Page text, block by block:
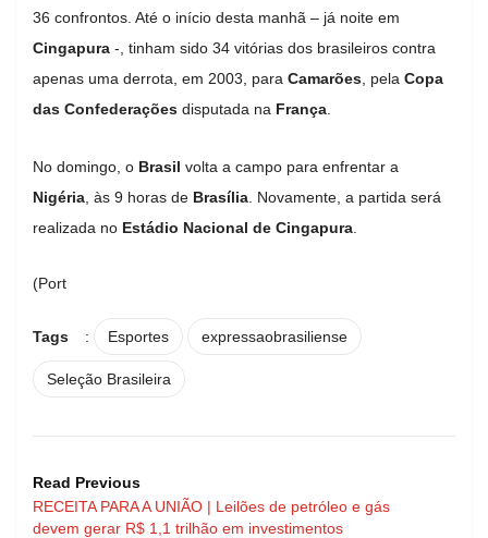
36 confrontos. Até o início desta manhã – já noite em
Cingapura -, tinham sido 34 vitórias dos brasileiros contra
apenas uma derrota, em 2003, para Camarões , pela Copa
das Confederações disputada na França
No domingo, o Brasil volta a campo para enfrentar a
Nigéria , às 9 horas de Brasília . Novamente, a partida será
realizada no Estádio Nacional de Cingapura
(Port
Tags : Esportes expressaobrasiliense
Seleção Brasileira
Read Previous
RECEITA PARA A UNIÃO | Leilões de petróleo e gás
devem gerar R$ 1,1 trilhão em investimentos